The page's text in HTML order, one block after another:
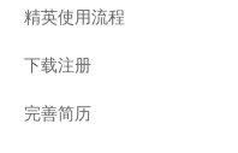
精英使用流程
下载注册
完善简历